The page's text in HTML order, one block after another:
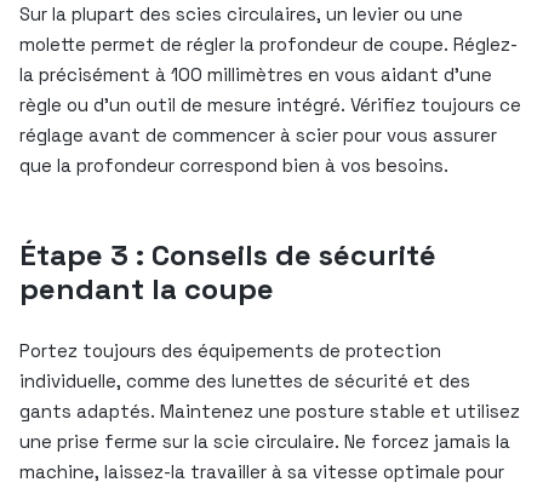
Sur la plupart des scies circulaires, un levier ou une
molette permet de régler la profondeur de coupe. Réglez-
la précisément à 100 millimètres en vous aidant d’une
règle ou d’un outil de mesure intégré. Vérifiez toujours ce
réglage avant de commencer à scier pour vous assurer
que la profondeur correspond bien à vos besoins.
Étape 3 : Conseils de sécurité
pendant la coupe
Portez toujours des équipements de protection
individuelle, comme des lunettes de sécurité et des
gants adaptés. Maintenez une posture stable et utilisez
une prise ferme sur la scie circulaire. Ne forcez jamais la
machine, laissez-la travailler à sa vitesse optimale pour